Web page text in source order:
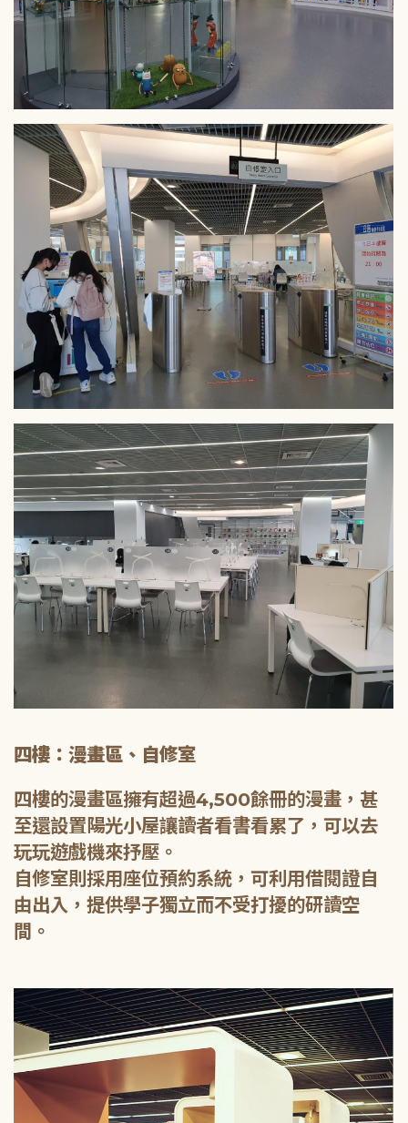
四樓：漫畫區、自修室
四樓的漫畫區擁有超過4,500餘冊的漫畫，甚
至還設置陽光小屋讓讀者看書看累了，可以去
玩玩遊戲機來抒壓。
自修室則採用座位預約系統，可利用借閱證自
由出入，提供學子獨立而不受打擾的研讀空
間。